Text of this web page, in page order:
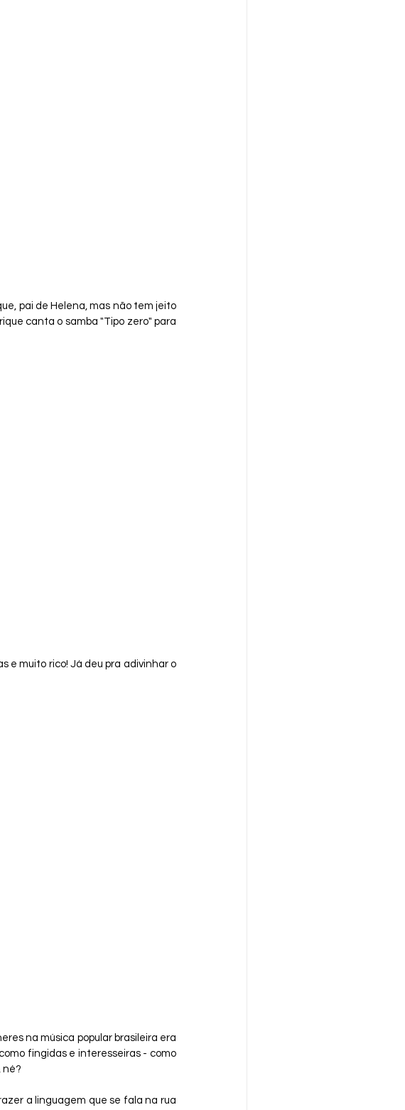
pai de Helena, mas não tem jeito
canta o samba "Tipo zero" para
e muito rico! Já deu pra adivinhar o
na música popular brasileira era
fingidas e interesseiras - como
né?
a linguagem que se fala na rua